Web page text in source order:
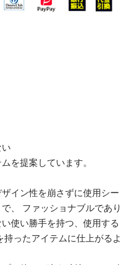
を提案しています。
イン性を崩さずに使用シー
、 ファッショナブルであり
使い勝手を持つ、使用する
ったアイテムに仕上がるよ